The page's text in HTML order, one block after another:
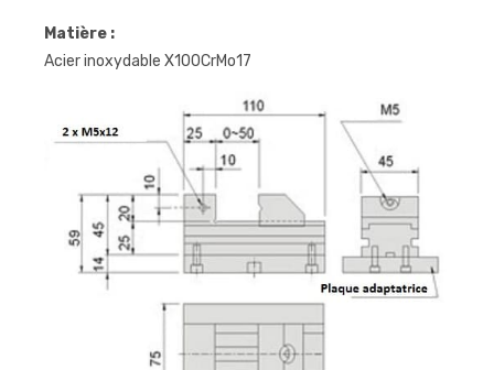
Matière :
Acier inoxydable X100CrMo17